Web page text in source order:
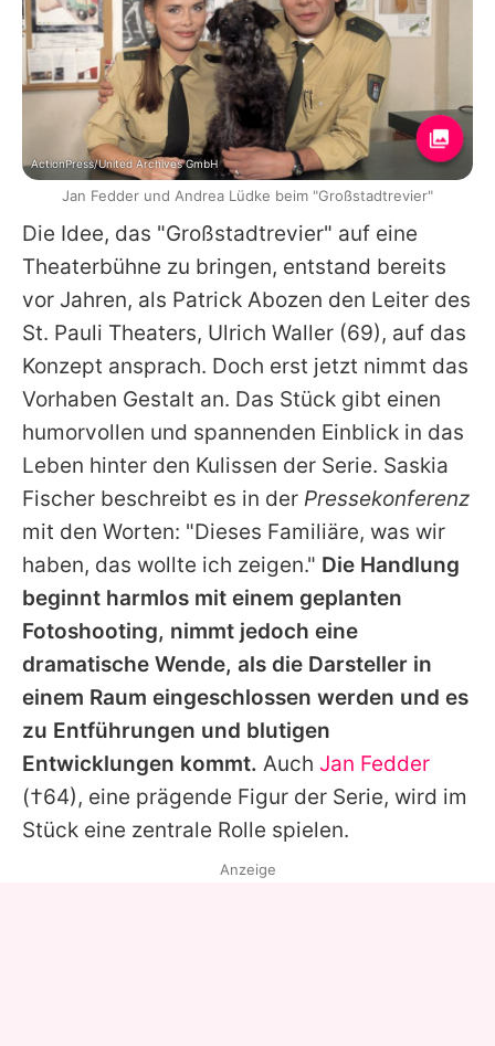
Die Idee, das "Großstadtrevier" auf eine
Theaterbühne zu bringen, entstand bereits
vor Jahren, als Patrick Abozen den Leiter des
St. Pauli Theaters, Ulrich Waller (69), auf das
Konzept ansprach. Doch erst jetzt nimmt das
Vorhaben Gestalt an. Das Stück gibt einen
humorvollen und spannenden Einblick in das
Leben hinter den Kulissen der Serie. Saskia
Fischer beschreibt es in der Pressekonferenz
mit den Worten: "Dieses Familiäre, was wir
haben, das wollte ich zeigen." Die Handlung
beginnt harmlos mit einem geplanten
Fotoshooting, nimmt jedoch eine
dramatische Wende, als die Darsteller in
einem Raum eingeschlossen werden und es
zu Entführungen und blutigen
Entwicklungen kommt. Auch Jan Fedder
(†64), eine prägende Figur der Serie, wird im
Stück eine zentrale Rolle spielen.
ActionPress/United Archives GmbH
Jan Fedder und Andrea Lüdke beim "Großstadtrevier"
Anzeige